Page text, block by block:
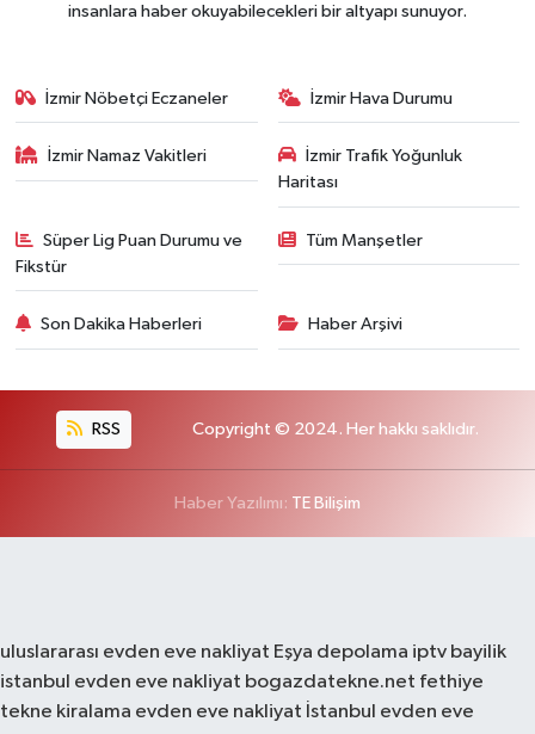
insanlara haber okuyabilecekleri bir altyapı sunuyor.
İzmir Nöbetçi Eczaneler İzmir Hava Durumu
İzmir Namaz Vakitleri
İzmir Trafik Yoğunluk
Haritası
Süper Lig Puan Durumu ve
Fikstür
Tüm Manşetler
Son Dakika Haberleri Haber Arşivi
RSS Copyright © 2024. Her hakkı saklıdır.
Haber Yazılımı: TE Bilişim
uluslararası evden eve nakliyat Eşya depolama iptv bayilik
istanbul evden eve nakliyat bogazdatekne.net fethiye
tekne kiralama evden eve nakliyat İstanbul evden eve